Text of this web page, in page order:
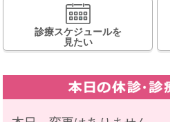
診療スケジュールを
見たい